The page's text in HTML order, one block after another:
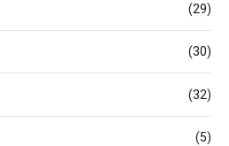
(29)
(30)
(32)
(5)